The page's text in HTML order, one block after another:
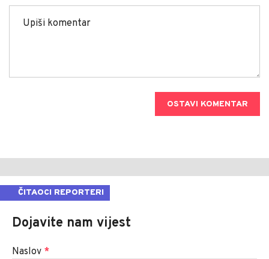
OSTAVI KOMENTAR
ČITAOCI REPORTERI
Dojavite nam vijest
Naslov *